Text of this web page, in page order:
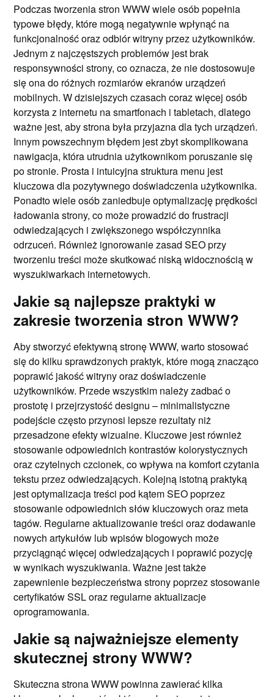
Podczas tworzenia stron WWW wiele osób popełnia
typowe błędy, które mogą negatywnie wpłynąć na
funkcjonalność oraz odbiór witryny przez użytkowników.
Jednym z najczęstszych problemów jest brak
responsywności strony, co oznacza, że nie dostosowuje
się ona do różnych rozmiarów ekranów urządzeń
mobilnych. W dzisiejszych czasach coraz więcej osób
korzysta z internetu na smartfonach i tabletach, dlatego
ważne jest, aby strona była przyjazna dla tych urządzeń.
Innym powszechnym błędem jest zbyt skomplikowana
nawigacja, która utrudnia użytkownikom poruszanie się
po stronie. Prosta i intuicyjna struktura menu jest
kluczowa dla pozytywnego doświadczenia użytkownika.
Ponadto wiele osób zaniedbuje optymalizację prędkości
ładowania strony, co może prowadzić do frustracji
odwiedzających i zwiększonego współczynnika
odrzuceń. Również ignorowanie zasad SEO przy
tworzeniu treści może skutkować niską widocznością w
wyszukiwarkach internetowych.
Jakie są najlepsze praktyki w
zakresie tworzenia stron WWW?
Aby stworzyć efektywną stronę WWW, warto stosować
się do kilku sprawdzonych praktyk, które mogą znacząco
poprawić jakość witryny oraz doświadczenie
użytkowników. Przede wszystkim należy zadbać o
prostotę i przejrzystość designu – minimalistyczne
podejście często przynosi lepsze rezultaty niż
przesadzone efekty wizualne. Kluczowe jest również
stosowanie odpowiednich kontrastów kolorystycznych
oraz czytelnych czcionek, co wpływa na komfort czytania
tekstu przez odwiedzających. Kolejną istotną praktyką
jest optymalizacja treści pod kątem SEO poprzez
stosowanie odpowiednich słów kluczowych oraz meta
tagów. Regularne aktualizowanie treści oraz dodawanie
nowych artykułów lub wpisów blogowych może
przyciągnąć więcej odwiedzających i poprawić pozycję
w wynikach wyszukiwania. Ważne jest także
zapewnienie bezpieczeństwa strony poprzez stosowanie
certyfikatów SSL oraz regularne aktualizacje
oprogramowania.
Jakie są najważniejsze elementy
skutecznej strony WWW?
Skuteczna strona WWW powinna zawierać kilka